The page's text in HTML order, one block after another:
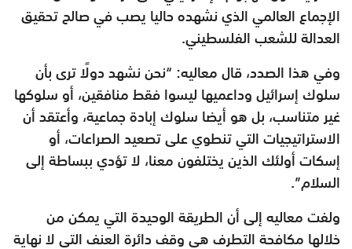
الإجماع العالمي الذي نشهده حاليا يصب في صالح تحقيق
العدالة للشعب الفلسطيني.
وفي هذا الصدد، قال معاليه: “نحن نشهد دولًا ترى بأن
سلوك إسرائيل وداعميها ليسوا فقط منافقين، أو سلوكها
غير متناسب، بل هو أيضا سلوك إبادة جماعية، وأعتقد أن
الاستراتيجيات التي تنطوي على تصعيد الصراعات، أو
إسكات أولئك الذين يختلفون معنا، لا تؤدي ببساطة إلى
السلام”.
ولفت معاليه إلى أن الطريقة الوحيدة التي يمكن من
خلالها مكافحة التطرف هي وقف دائرة العنف التي لا نهاية